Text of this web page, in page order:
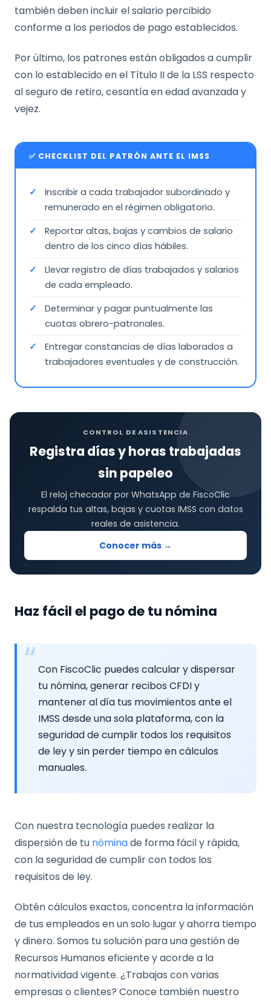
también deben incluir el salario percibido
conforme a los periodos de pago establecidos.
Por último, los patrones están obligados a cumplir
con lo establecido en el Título II de la LSS respecto
al seguro de retiro, cesantía en edad avanzada y
vejez.
✅ CHECKLIST DEL PATRÓN ANTE EL IMSS
Inscribir a cada trabajador subordinado y
remunerado en el régimen obligatorio.
Reportar altas, bajas y cambios de salario
dentro de los cinco días hábiles.
Llevar registro de días trabajados y salarios
de cada empleado.
Determinar y pagar puntualmente las
cuotas obrero-patronales.
Entregar constancias de días laborados a
trabajadores eventuales y de construcción.
CONTROL DE ASISTENCIA
Registra días y horas trabajadas
sin papeleo
El reloj checador por WhatsApp de FiscoClic
respalda tus altas, bajas y cuotas IMSS con datos
reales de asistencia.
Conocer más →
Haz fácil el pago de tu nómina
Con FiscoClic puedes calcular y dispersar
tu nómina, generar recibos CFDI y
mantener al día tus movimientos ante el
IMSS desde una sola plataforma, con la
seguridad de cumplir todos los requisitos
de ley y sin perder tiempo en cálculos
manuales.
Con nuestra tecnología puedes realizar la
dispersión de tu nóminade forma fácil y rápida,
con la seguridad de cumplir con todos los
requisitos de ley.
Obtén cálculos exactos, concentra la información
de tus empleados en un solo lugar y ahorra tiempo
y dinero. Somos tu solución para una gestión de
Recursos Humanos eficiente y acorde a la
normatividad vigente. ¿Trabajas con varias
empresas o clientes? Conoce también nuestro